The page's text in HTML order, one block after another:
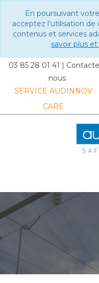
En poursuivant
acceptez l’utilisation
contenus et services
savoir plus
03 85 28 01 41 |
nous
SERVICE AUDINNOV
CARE